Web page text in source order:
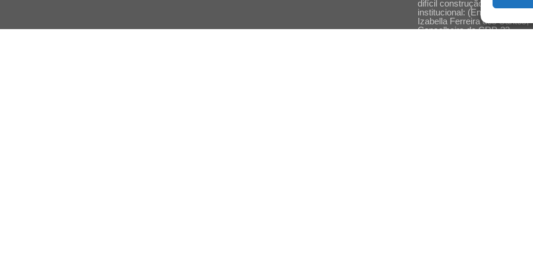
difícil construção do
institucional: (En)cena
Izabella Ferreira dos Santos,
Conselheira do CRP-23